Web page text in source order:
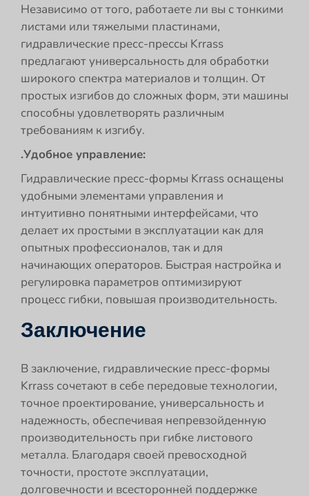
Независимо от того, работаете ли вы с тонкими
листами или тяжелыми пластинами,
гидравлические пресс-прессы Krrass
предлагают универсальность для обработки
широкого спектра материалов и толщин. От
простых изгибов до сложных форм, эти машины
способны удовлетворять различным
требованиям к изгибу.
.Удобное управление:
Гидравлические пресс-формы Krrass оснащены
удобными элементами управления и
интуитивно понятными интерфейсами, что
делает их простыми в эксплуатации как для
опытных профессионалов, так и для
начинающих операторов. Быстрая настройка и
регулировка параметров оптимизируют
процесс гибки, повышая производительность.
Заключение
В заключение, гидравлические пресс-формы
Krrass сочетают в себе передовые технологии,
точное проектирование, универсальность и
надежность, обеспечивая непревзойденную
производительность при гибке листового
металла. Благодаря своей превосходной
точности, простоте эксплуатации,
долговечности и всесторонней поддержке